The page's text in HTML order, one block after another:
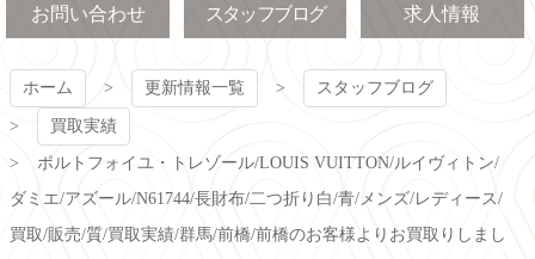
お問い合わせ スタッフブログ 求人情報
ホーム 更新情報一覧 スタッフブログ
買取実績
ポルトフォイユ・トレゾール/LOUIS VUITTON/ルイヴィトン/
ダミエ/アズール/N61744/長財布/二つ折り白/青/メンズ/レディース/
買取/販売/質/買取実績/群馬/前橋/前橋のお客様よりお買取りしまし